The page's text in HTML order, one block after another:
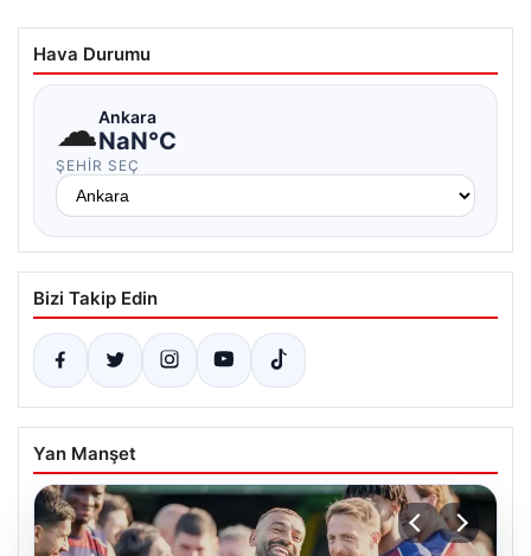
Hava Durumu
☁Ankara
NaN°C
ŞEHIR SEÇ
Bizi Takip Edin
Yan Manşet